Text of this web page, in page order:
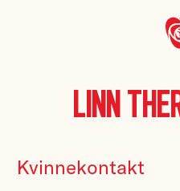
Linn
Kvinnekontakt